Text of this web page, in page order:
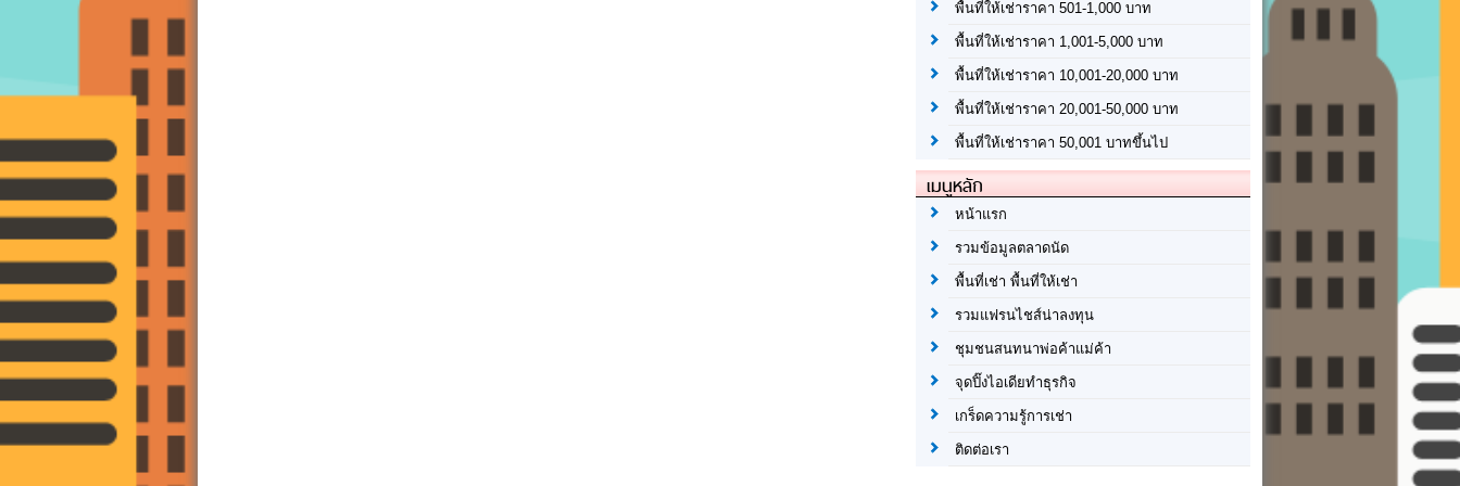
พื้นที่ให้เช่าราคา 501-1,000 บาท
พื้นที่ให้เช่าราคา 1,001-5,000 บาท
พื้นที่ให้เช่าราคา 10,001-20,000 บาท
พื้นที่ให้เช่าราคา 20,001-50,000 บาท
พื้นที่ให้เช่าราคา 50,001 บาทขึ้นไป
เมนูหลัก
หน้าแรก
รวมข้อมูลตลาดนัด
พื้นที่เช่า พื้นที่ให้เช่า
รวมแฟรนไชส์น่าลงทุน
ชุมชนสนทนาพ่อค้าแม่ค้า
จุดปิ๊งไอเดียทำธุรกิจ
เกร็ดความรู้การเช่า
ติดต่อเรา